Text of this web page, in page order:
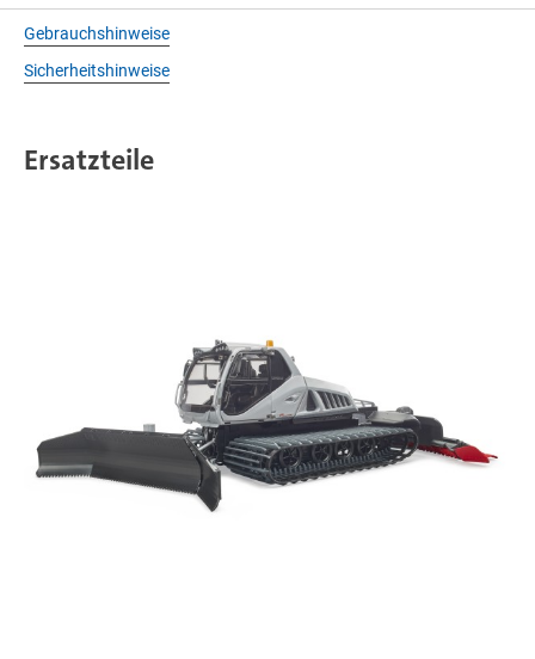
Gebrauchshinweise
Sicherheitshinweise
Ersatzteile